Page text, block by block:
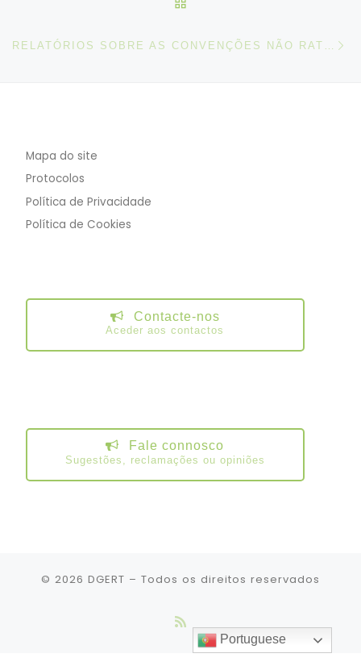
Mapa do site
Protocolos
Política de Privacidade
Política de Cookies
Contacte-nos
Aceder aos contactos
Fale connosco
Sugestões, reclamações ou opiniões
© 2026 DGERT – Todos os direitos reservados
Portuguese